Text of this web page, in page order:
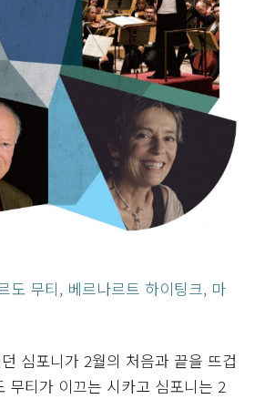
무티, 베르나르트 하이팅크, 마
심포니가 2월의 처음과 끝을 뜨겁
무티가 이끄는 시카고 심포니는 2